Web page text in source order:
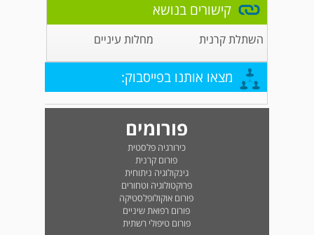
קישורים בנושא
השתלת קרנית מחלות עיניים
מצאו אותנו בפייסבוק:
פורומים
כירורגיה פלסטית
פורום קרנית
גינקולוגיה ניתוחית
פרוקטולוגיה וטחורים
פורום אוקולופלסטיקה
פורום רפואת שיניים
פורום טיפולי רשתית